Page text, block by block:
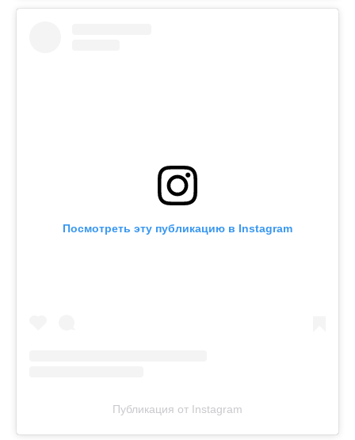
Посмотреть эту публикацию в Instagram
Публикация от Instagram